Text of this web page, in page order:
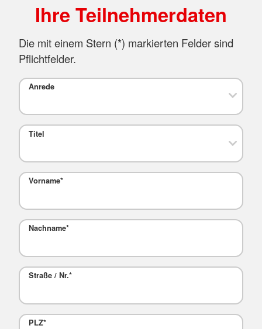
Ihre Teilnehmerdaten
Die mit einem Stern (*) markierten Felder sind
Pflichtfelder.
Anrede
Titel
Vorname*
Nachname*
Straße / Nr.*
PLZ*